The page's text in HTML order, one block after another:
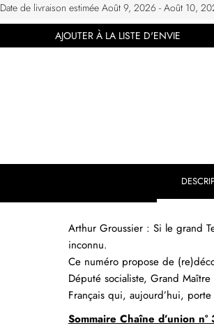
Date de livraison estimée Août 9, 2026 - Août 10,
AJOUTER À LA LISTE D'ENVIE
Arthur Groussier : Si le grand
inconnu.
Ce numéro propose de
Député socialiste, Grand
Français qui, aujourd’hui,
Sommaire Chaîne d’union n°